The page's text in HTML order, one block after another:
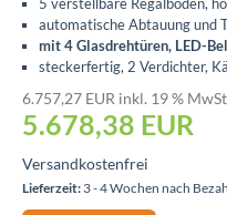
automatische Abtauung und
mit 4 Glasdrehtüren, LED-
steckerfertig, 2 Verdichter,
6.757,27 EUR inkl. 19 %
5.678,38 EUR
Versandkostenfrei
Lieferzeit: 3 - 4 Wochen nach